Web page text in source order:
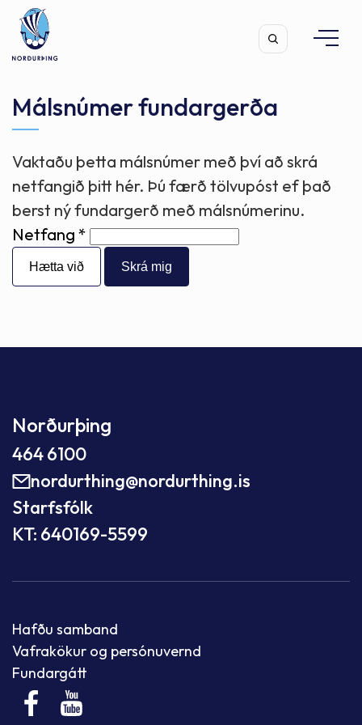
Leita
Málsnúmer fundargerða
Vaktaðu þetta málsnúmer með því að skrá
netfangið þitt hér. Þú færð tölvupóst ef það
berst ný fundargerð með málsnúmerinu.
Netfang
Hætta við
Norðurþing
464 6100
nordurthing@nordurthing.is
Starfsfólk
KT: 640169-5599
Hafðu samband
Vafrakökur og persónuvernd
Fundargátt